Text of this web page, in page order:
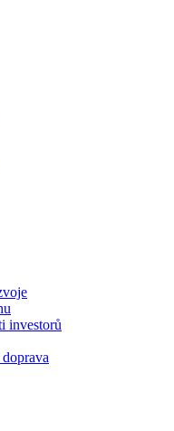
investorů